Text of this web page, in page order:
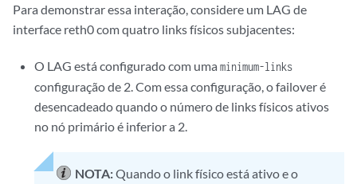
Para demonstrar essa interação, considere um LAG de
interface reth0 com quatro links físicos subjacentes:
O LAG está configurado com umaminimum-links
configuração de 2. Com essa configuração, o failover é
desencadeado quando o número de links físicos ativos
no nó primário é inferior a 2.
NOTA:Quando o link físico está ativo e o